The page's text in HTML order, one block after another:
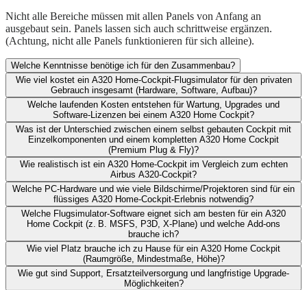
Nicht alle Bereiche müssen mit allen Panels von Anfang an
ausgebaut sein. Panels lassen sich auch schrittweise ergänzen.
(Achtung, nicht alle Panels funktionieren für sich alleine).
Welche Kenntnisse benötige ich für den Zusammenbau?
Wie viel kostet ein A320 Home-Cockpit-Flugsimulator für den privaten
Gebrauch insgesamt (Hardware, Software, Aufbau)?​
Welche laufenden Kosten entstehen für Wartung, Upgrades und
Software-Lizenzen bei einem A320 Home Cockpit?​
Was ist der Unterschied zwischen einem selbst gebauten Cockpit mit
Einzelkomponenten und ​einem kompletten A320 Home Cockpit
(Premium Plug & Fly)?
Wie realistisch ist ein A320 Home-Cockpit im Vergleich zum echten
Airbus A320-Cockpit?​
Welche PC-Hardware und wie viele Bildschirme/Projektoren sind für ein
flüssiges A320 Home-Cockpit-Erlebnis notwendig?
Welche Flugsimulator-Software eignet sich am besten für ein A320
Home Cockpit (z. B. MSFS, P3D, X‑Plane) und welche Add-ons
brauche ich?​
Wie viel Platz brauche ich zu Hause für ein A320 Home Cockpit
(Raumgröße, Mindestmaße, Höhe)?​
Wie gut sind Support, Ersatzteilversorgung und langfristige Upgrade-
Möglichkeiten?